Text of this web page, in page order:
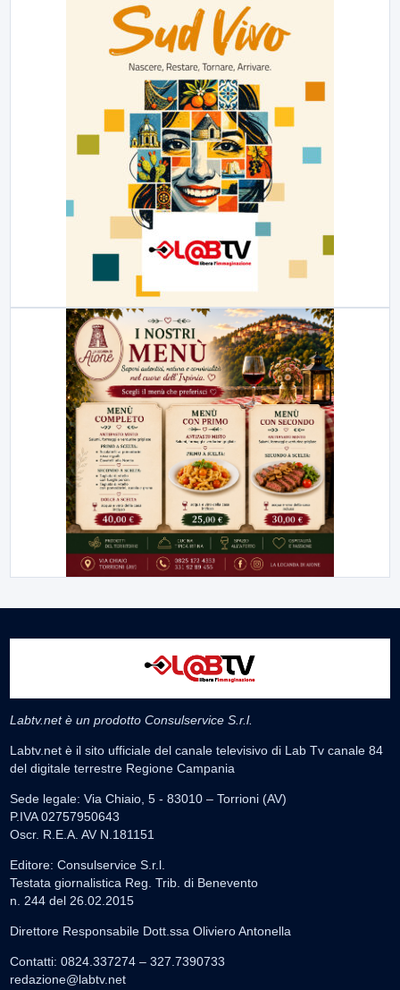
Labtv.net è un prodotto Consulservice S.r.l.
Labtv.net è il sito ufficiale del canale televisivo di Lab Tv canale 84
del digitale terrestre Regione Campania
Sede legale: Via Chiaio, 5 - 83010 – Torrioni (AV)
P.IVA 02757950643
Oscr. R.E.A. AV N.181151
Editore: Consulservice S.r.l.
Testata giornalistica Reg. Trib. di Benevento
n. 244 del 26.02.2015
Direttore Responsabile Dott.ssa Oliviero Antonella
Contatti: 0824.337274 – 327.7390733
redazione@labtv.net